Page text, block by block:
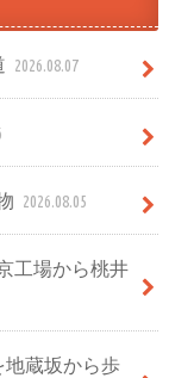
2026.08.07
2026.08.05
工場から桃井
蔵坂から歩